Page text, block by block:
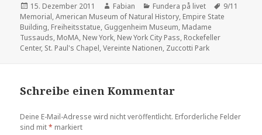
Veröffentlicht
am
15. Dezember 2011 Autor
Fabian Kategorien
Fundera på livet
9/11
Memorial,American Museum of Natural History, Empire State
Building, Freiheitsstatue, Guggenheim Museum, Madame
Tussauds, MoMA, New York, New York City Pass, Rockefeller
Center, St. Paul's Chapel,Vereinte Nationen, Zuccotti Park
Schreibe einen Kommentar
Deine E-Mail-Adresse wird nicht veröffentlicht. Erforderliche Felder
sind mit* markiert